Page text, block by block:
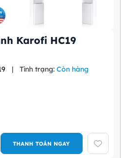
Karofi HC19
| Tình trạng: Còn hàng
THANH TOÁN NGAY